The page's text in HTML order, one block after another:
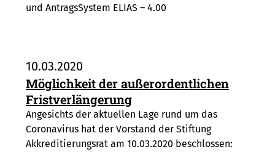
und AntragsSystem ELIAS – 4.00
10.03.2020
Möglichkeit der außerordentlichen
Fristverlängerung
Angesichts der aktuellen Lage rund um das
Coronavirus hat der Vorstand der Stiftung
Akkreditierungsrat am 10.03.2020 beschlossen: